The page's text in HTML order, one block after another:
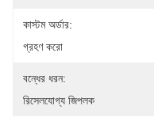
কাস্টম অর্ডার:
গ্রহণ করো
বন্ধের ধরন:
রিসেলযোগ্য জিপলক